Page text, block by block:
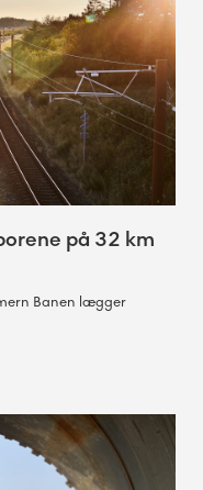
på 32 km
Banen lægger